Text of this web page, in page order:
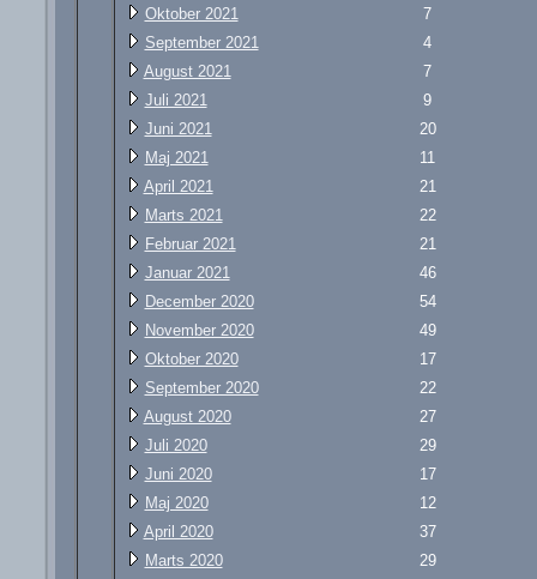
Oktober 2021
7
September 2021
4
August 2021
7
Juli 2021
9
Juni 2021
20
Maj 2021
11
April 2021
21
Marts 2021
22
Februar 2021
21
Januar 2021
46
December 2020
54
November 2020
49
Oktober 2020
17
September 2020
22
August 2020
27
Juli 2020
29
Juni 2020
17
Maj 2020
12
April 2020
37
Marts 2020
29